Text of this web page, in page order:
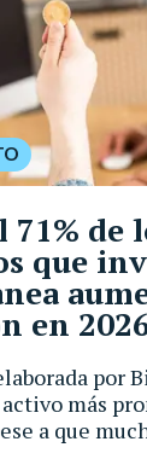
por
más
a que
71% de
que
en